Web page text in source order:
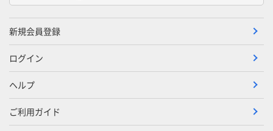
新規会員登録
ログイン
ヘルプ
ご利用ガイド